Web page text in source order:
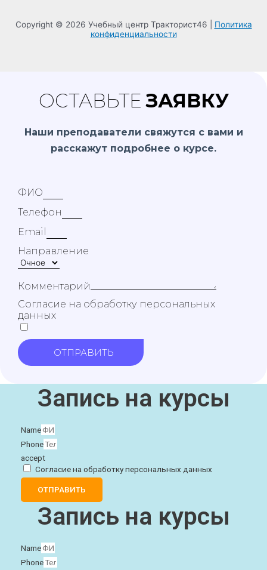
Copyright © 2026 Учебный центр Тракторист46 | Политика
конфиденциальности
ОСТАВЬТЕЗАЯВКУ
Наши преподаватели свяжутся с вами и
расскажут подробнее о курсе.
ФИО
Телефон
Email
Направление
Комментарий
Согласие на обработку персональных
данных
ОТПРАВИТЬ
Запись на курсы
Name
Phone
accept
Согласие на обработку персональных данных
ОТПРАВИТЬ
Запись на курсы
Name
Phone